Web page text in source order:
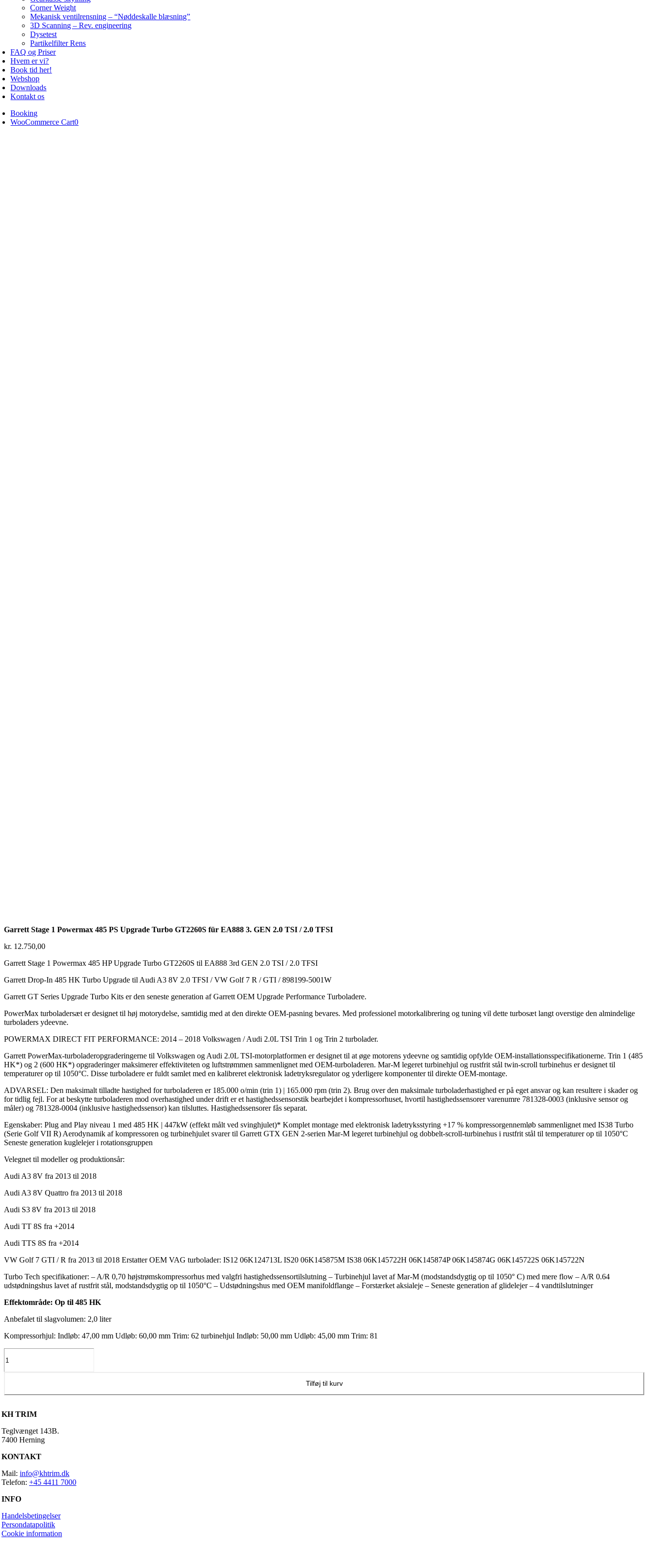
Corner Weight
Mekanisk ventilrensning – “Nøddeskalle blæsning”
3D Scanning – Rev. engineering
Dysetest
Partikelfilter Rens
FAQ og Priser
Hvem er vi?
Book tid her!
Webshop
Downloads
Kontakt os
Booking
WooCommerce Cart0
Garrett Stage 1 Powermax 485 PS Upgrade Turbo GT2260S für EA888 3. GEN 2.0 TSI / 2.0 TFSI
kr. 12.750,00
Garrett Stage 1 Powermax 485 HP Upgrade Turbo GT2260S til EA888 3rd GEN 2.0 TSI / 2.0 TFSI
Garrett Drop-In 485 HK Turbo Upgrade til Audi A3 8V 2.0 TFSI / VW Golf 7 R / GTI / 898199-5001W
Garrett GT Series Upgrade Turbo Kits er den seneste generation af Garrett OEM Upgrade Performance Turboladere.
PowerMax turboladersæt er designet til høj motorydelse, samtidig med at den direkte OEM-pasning bevares. Med professionel motorkalibrering og tuning vil dette turbosæt langt overstige den almindelige
turboladers ydeevne.
POWERMAX DIRECT FIT PERFORMANCE: 2014 – 2018 Volkswagen / Audi 2.0L TSI Trin 1 og Trin 2 turbolader.
Garrett PowerMax-turboladeropgraderingerne til Volkswagen og Audi 2.0L TSI-motorplatformen er designet til at øge motorens ydeevne og samtidig opfylde OEM-installationsspecifikationerne. Trin 1 (485
HK*) og 2 (600 HK*) opgraderinger maksimerer effektiviteten og luftstrømmen sammenlignet med OEM-turboladeren. Mar-M legeret turbinehjul og rustfrit stål twin-scroll turbinehus er designet til
temperaturer op til 1050°C. Disse turboladere er fuldt samlet med en kalibreret elektronisk ladetryksregulator og yderligere komponenter til direkte OEM-montage.
ADVARSEL: Den maksimalt tilladte hastighed for turboladeren er 185.000 o/min (trin 1) | 165.000 rpm (trin 2). Brug over den maksimale turboladerhastighed er på eget ansvar og kan resultere i skader og
for tidlig fejl. For at beskytte turboladeren mod overhastighed under drift er et hastighedssensorstik bearbejdet i kompressorhuset, hvortil hastighedssensorer varenumre 781328-0003 (inklusive sensor og
måler) og 781328-0004 (inklusive hastighedssensor) kan tilsluttes. Hastighedssensorer fås separat.
Egenskaber: Plug and Play niveau 1 med 485 HK | 447kW (effekt målt ved svinghjulet)* Komplet montage med elektronisk ladetryksstyring +17 % kompressorgennemløb sammenlignet med IS38 Turbo
(Serie Golf VII R) Aerodynamik af kompressoren og turbinehjulet svarer til Garrett GTX GEN 2-serien Mar-M legeret turbinehjul og dobbelt-scroll-turbinehus i rustfrit stål til temperaturer op til 1050°C
Seneste generation kuglelejer i rotationsgruppen
Velegnet til modeller og produktionsår:
Audi A3 8V fra 2013 til 2018
Audi A3 8V Quattro fra 2013 til 2018
Audi S3 8V fra 2013 til 2018
Audi TT 8S fra +2014
Audi TTS 8S fra +2014
VW Golf 7 GTI / R fra 2013 til 2018 Erstatter OEM VAG turbolader: IS12 06K124713L IS20 06K145875M IS38 06K145722H 06K145874P 06K145874G 06K145722S 06K145722N
Turbo Tech specifikationer: – A/R 0,70 højstrømskompressorhus med valgfri hastighedssensortilslutning – Turbinehjul lavet af Mar-M (modstandsdygtig op til 1050° C) med mere flow – A/R 0.64
udstødningshus lavet af rustfrit stål, modstandsdygtig op til 1050°C – Udstødningshus med OEM manifoldflange – Forstærket aksialeje – Seneste generation af glidelejer – 4 vandtilslutninger
Effektområde: Op til 485 HK
Anbefalet til slagvolumen: 2,0 liter
Kompressorhjul: Indløb: 47,00 mm Udløb: 60,00 mm Trim: 62 turbinehjul Indløb: 50,00 mm Udløb: 45,00 mm Trim: 81
Stage
1
PS
Turbo
für
EA888
GEN
TSI
/
TFSI
antal
Tilføj til kurv
KH TRIM
Teglvænget 143B.
7400 Herning
KONTAKT
Mail: info@khtrim.dk
Telefon: +45 4411 7000
INFO
Handelsbetingelser
Persondatapolitik
Cookie information